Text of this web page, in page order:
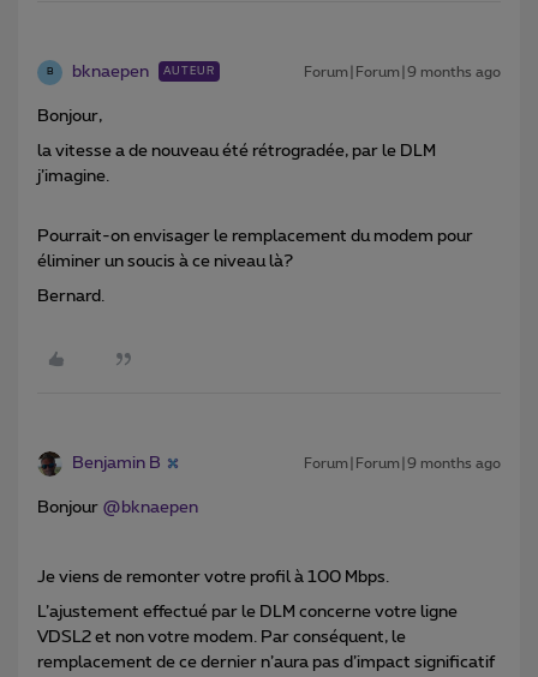
B bknaepen AUTEUR Forum|Forum|9 months ago
Bonjour,
la vitesse a de nouveau été rétrogradée, par le DLM
j’imagine.
Pourrait-on envisager le remplacement du modem pour
éliminer un soucis à ce niveau là?
Bernard.
Benjamin B Forum|Forum|9 months ago
Bonjour ​ @bknaepen
Je viens de remonter votre profil à 100 Mbps.
L’ajustement effectué par le DLM concerne votre ligne
VDSL2 et non votre modem. Par conséquent, le
remplacement de ce dernier n’aura pas d’impact significatif